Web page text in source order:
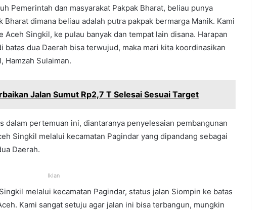
Pemerintah dan masyarakat Pakpak Bharat, beliau punya
dimana beliau adalah putra pakpak bermarga Manik. Kami
Singkil, ke pulau banyak dan tempat lain disana. Harapan
batas dua Daerah bisa terwujud, maka mari kita koordinasikan
Hamzah Sulaiman.
Jalan Sumut Rp2,7 T Selesai Sesuai Target
dalam pertemuan ini, diantaranya penyelesaian pembangunan
Singkil melalui kecamatan Pagindar yang dipandang sebagai
Daerah.
Iklan
melalui kecamatan Pagindar, status jalan Siompin ke batas
Kami sangat setuju agar jalan ini bisa terbangun, mungkin